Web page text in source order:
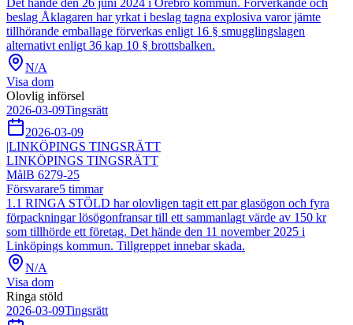
Det hände den 26 juni 2024 i Örebro kommun. Förverkande och
beslag Åklagaren har yrkat i beslag tagna explosiva varor jämte
tillhörande emballage förverkas enligt 16 § smugglingslagen
alternativt enligt 36 kap 10 § brottsbalken.
N/A
Visa dom
Olovlig införsel
2026-03-09Tingsrätt
2026-03-09
|LINKÖPINGS TINGSRÄTT
LINKÖPINGS TINGSRÄTT
MålB 6279-25
Försvarare5 timmar
1.1 RINGA STÖLD har olovligen tagit ett par glasögon och fyra
förpackningar lösögonfransar till ett sammanlagt värde av 150 kr
som tillhörde ett företag. Det hände den 11 november 2025 i
Linköpings kommun. Tillgreppet innebar skada.
N/A
Visa dom
Ringa stöld
2026-03-09Tingsrätt